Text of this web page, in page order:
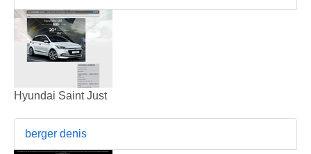
Hyundai Saint Just
berger denis